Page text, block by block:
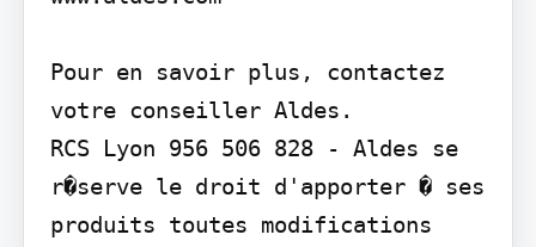
Pour en savoir plus, contactez
votre conseiller Aldes.
RCS Lyon 956 506 828 - Aldes se
r�serve le droit d'apporter � ses
produits toutes modifications